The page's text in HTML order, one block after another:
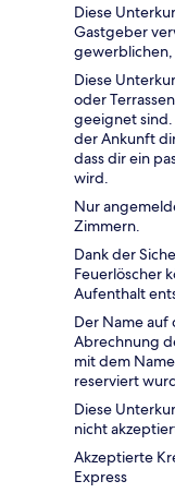
Diese
Gastgeber
Diese
oder
geeignet
der Ankunft
dass dir ein
wird.
Nur
Zimmern.
Dank der
Feuerlöscher
Aufenthalt
Der Name
Abrechnung
mit dem
reserviert
Diese
nicht
Akzeptierte
Express